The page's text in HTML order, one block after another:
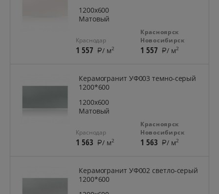
1200x600
Матовый
Краснодар
1 557 / м2
Красноярск
Новосибирск
1 557 / м2
Керамогранит УФ003 темно-серый
1200*600
1200x600
Матовый
Краснодар
1 563 / м2
Красноярск
Новосибирск
1 563 / м2
Керамогранит УФ002 светло-серый
1200*600